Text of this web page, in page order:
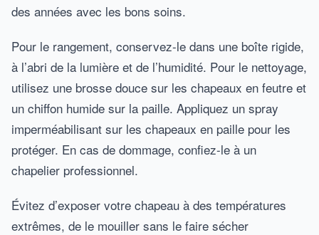
des années avec les bons soins.
Pour le rangement, conservez-le dans une boîte rigide,
à l’abri de la lumière et de l’humidité. Pour le nettoyage,
utilisez une brosse douce sur les chapeaux en feutre et
un chiffon humide sur la paille. Appliquez un spray
imperméabilisant sur les chapeaux en paille pour les
protéger. En cas de dommage, confiez-le à un
chapelier professionnel.
Évitez d’exposer votre chapeau à des températures
extrêmes, de le mouiller sans le faire sécher